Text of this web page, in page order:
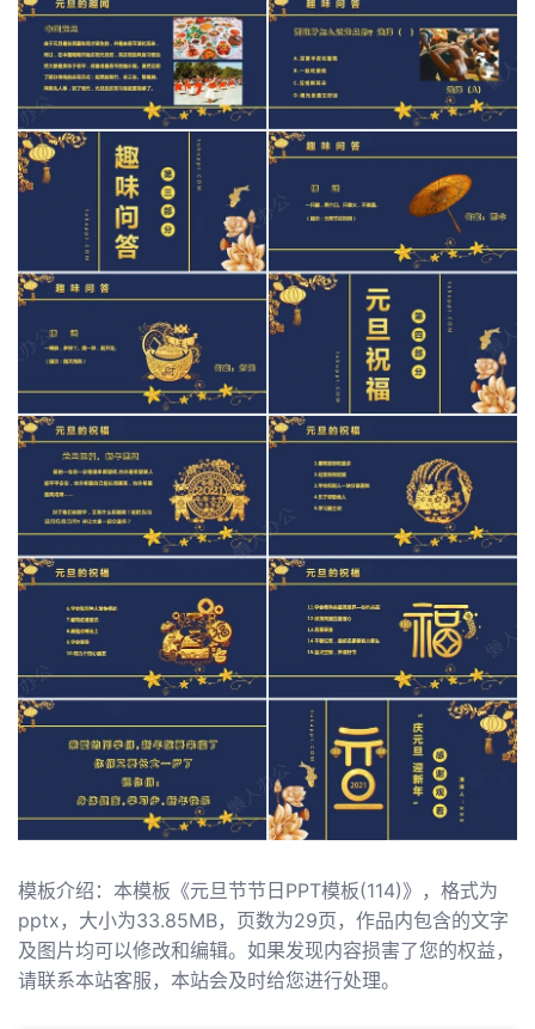
模板介绍：本模板《元旦节节日PPT模板(114)》，格式为
pptx，大小为33.85MB，页数为29页，作品内包含的文字
及图片均可以修改和编辑。如果发现内容损害了您的权益，
请联系本站客服，本站会及时给您进行处理。